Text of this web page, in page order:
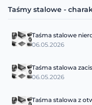
Taśmy stalowe -
Taśma stalowe
06.05.2026
Taśma stalowa
06.05.2026
Taśma stalowa z